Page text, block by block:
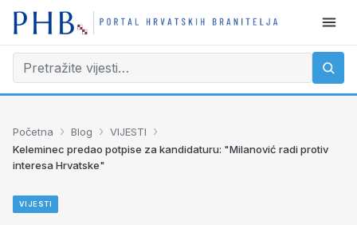
Početna › Blog › VIJESTI ›
Keleminec predao potpise za kandidaturu: "Milanović radi protiv
interesa Hrvatske"
VIJESTI